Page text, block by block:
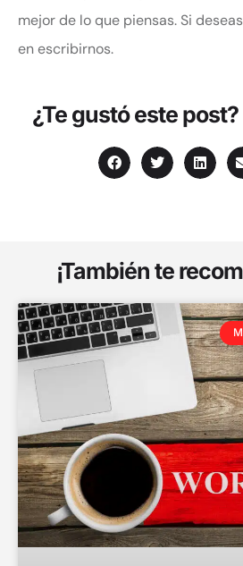
mejor de lo que piensas. Si
en escribirnos.
¿Te gustó este
¡También te